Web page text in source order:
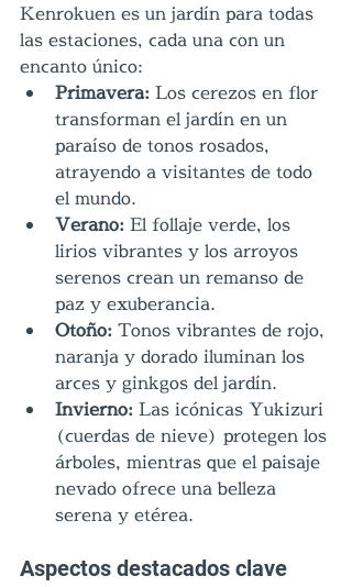
Kenrokuen es un jardín para todas
las estaciones, cada una con un
encanto único:
Primavera: Los cerezos en flor
transforman el jardín en un
paraíso de tonos rosados,
atrayendo a visitantes de todo
el mundo.
Verano: El follaje verde, los
lirios vibrantes y los arroyos
serenos crean un remanso de
paz y exuberancia.
Otoño: Tonos vibrantes de rojo,
naranja y dorado iluminan los
arces y ginkgos del jardín.
Invierno: Las icónicas Yukizuri
(cuerdas de nieve) protegen los
árboles, mientras que el paisaje
nevado ofrece una belleza
serena y etérea.
Aspectos destacados clave